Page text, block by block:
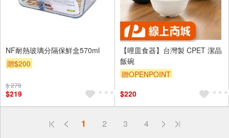
NF耐熱玻璃分隔保鮮盒570ml
贈$200
$ 279
$219
【哩皿食器】台灣製 CPET 潔晶
飯碗
贈OPENPOINT
$220
1 2 3 4
詐騙網頁！請小心！